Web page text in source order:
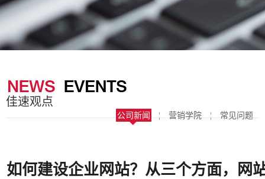
服
案
站
圈
子
关
佳速观点
公司新闻 ¦ 营销学院 ¦ 常见问题
如何建设企业网站？从三个方面，网